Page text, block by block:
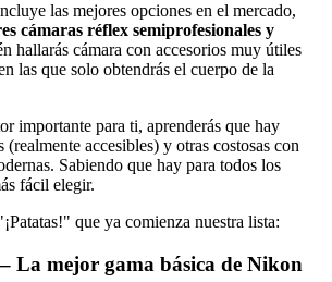
las mejores opciones en el mercado,
cámaras réflex semiprofesionales y
hallarás cámara con accesorios muy útiles
las que solo obtendrás el cuerpo de la
importante para ti, aprenderás que hay
(realmente accesibles) y otras costosas con
Sabiendo que hay para todos los
fácil elegir.
que ya comienza nuestra lista:
– La mejor gama básica de Nikon